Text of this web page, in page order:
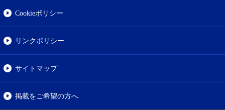
Cookieポリシー
リンクポリシー
サイトマップ
掲載をご希望の方へ